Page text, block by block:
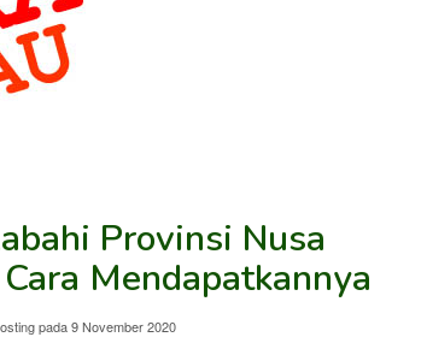
Provinsi Nusa
Mendapatkannya
pada9 November 2020